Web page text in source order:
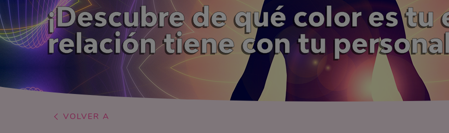
¡Descubre de qué color es tu
relación tiene con tu
VOLVER A